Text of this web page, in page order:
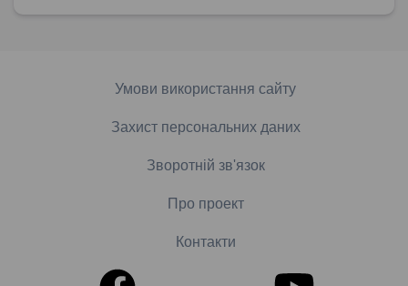
Умови використання сайту
Захист персональних даних
Зворотній зв'язок
Про проект
Контакти